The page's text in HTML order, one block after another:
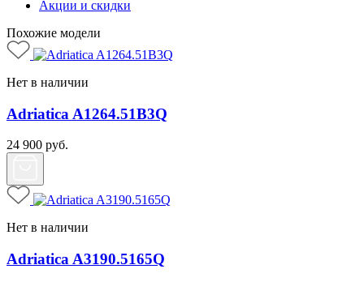
Акции и скидки
Похожие модели
Нет в наличии
Adriatica A1264.51B3Q
24 900 руб.
Нет в наличии
Adriatica A3190.5165Q